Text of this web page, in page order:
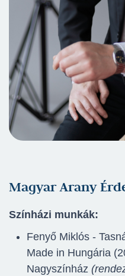
Magyar Arany
Színházi munkák:
Fenyő Miklós -
Made in Hungária
Nagyszínház